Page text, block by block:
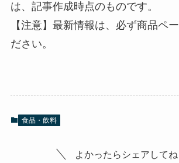
は、記事作成時点のものです。
【注意】最新情報は、必ず商品ペ
ださい。
食品・飲料
よかったらシェアしてね